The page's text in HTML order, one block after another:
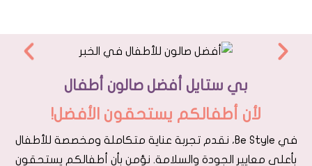
بي ستايل أفضل صالون أطفال
لأن أطفالكم يستحقون الأفضل!
في Be Style، نقدم تجربة عناية متكاملة ومخصصة للأطفال
بأعلى معايير الجودة والسلامة. نؤمن بأن أطفالكم يستحقون